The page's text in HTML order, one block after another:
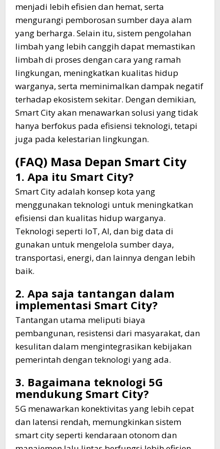
menjadi lebih efisien dan hemat, serta
mengurangi pemborosan sumber daya alam
yang berharga. Selain itu, sistem pengolahan
limbah yang lebih canggih dapat memastikan
limbah di proses dengan cara yang ramah
lingkungan, meningkatkan kualitas hidup
warganya, serta meminimalkan dampak negatif
terhadap ekosistem sekitar. Dengan demikian,
Smart City akan menawarkan solusi yang tidak
hanya berfokus pada efisiensi teknologi, tetapi
juga pada kelestarian lingkungan.
(FAQ) Masa Depan Smart City
1. Apa itu Smart City?
Smart City adalah konsep kota yang
menggunakan teknologi untuk meningkatkan
efisiensi dan kualitas hidup warganya.
Teknologi seperti IoT, AI, dan big data di
gunakan untuk mengelola sumber daya,
transportasi, energi, dan lainnya dengan lebih
baik.
2. Apa saja tantangan dalam
implementasi Smart City?
Tantangan utama meliputi biaya
pembangunan, resistensi dari masyarakat, dan
kesulitan dalam mengintegrasikan kebijakan
pemerintah dengan teknologi yang ada.
3. Bagaimana teknologi 5G
mendukung Smart City?
5G menawarkan konektivitas yang lebih cepat
dan latensi rendah, memungkinkan sistem
smart city seperti kendaraan otonom dan